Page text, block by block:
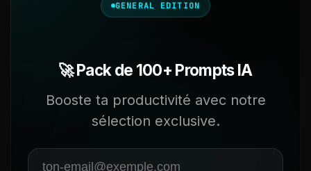
GENERAL EDITION
🚀 Pack de 100+ Prompts IA
Booste ta productivité avec notre
sélection exclusive.